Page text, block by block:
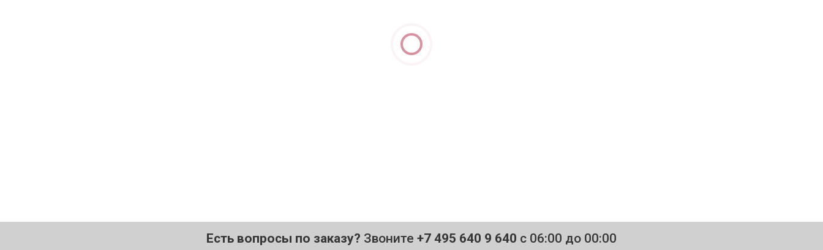
Есть вопросы по заказу? Звоните +7 495 640 9 640 с 06:00 до 00:00